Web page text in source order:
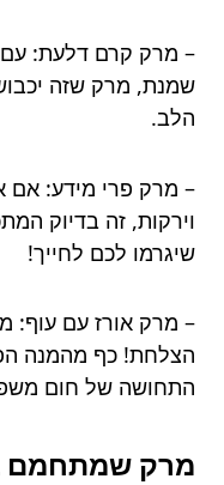
– מרק קרם דלעת: עם
שמנת, מרק שזה
הלב.
– מרק פרי מידע: אם
וירקות, זה בדיוק
שיגרמו לכם לחייך!
– מרק אורז עם עוף:
הצלחת! כף מהמנה
התחושה של חום
מרק שמתחמם